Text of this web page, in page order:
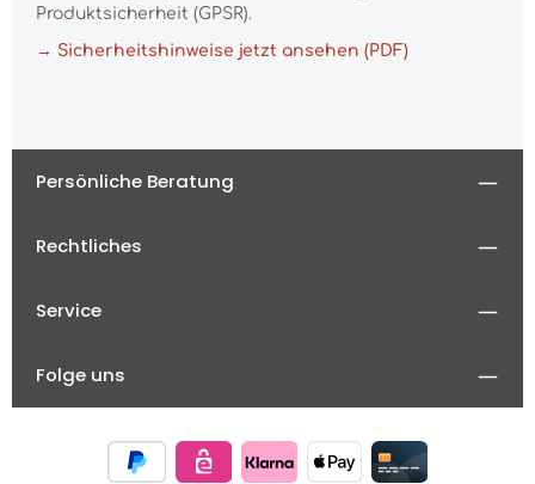
Produktsicherheit (GPSR).
→ Sicherheitshinweise jetzt ansehen (PDF)
Persönliche Beratung
Rechtliches
Service
Folge uns